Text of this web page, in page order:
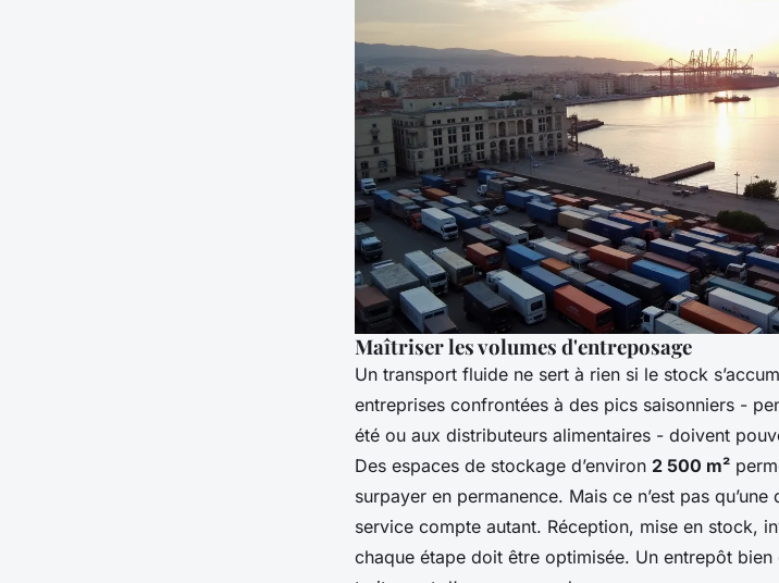
Maîtriser les volumes d'entreposage
Un transport fluide ne sert à rien si le stock
entreprises confrontées à des pics saisonniers -
été ou aux distributeurs alimentaires - doivent
Des espaces de stockage d’environ 2 500 m²
surpayer en permanence. Mais ce n’est pas
service compte autant. Réception, mise en stock,
chaque étape doit être optimisée. Un entrepôt